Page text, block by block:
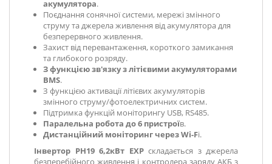
акумулятора.
Поєднання сонячної системи, мережі змінного
струму та джерела живлення від акумулятора для
безперервного живлення.
Захист від перевантаження, короткого замикання
та глибокого розряду.
З функцією зв'язку з літієвими акумуляторами
BMS.
З функцією активації літієвих акумуляторів
змінного струму/фотоелектричних систем.
Підтримка функцій моніторингу USB, RS485.
Паралельна робота до 6 пристроїв.
Дистанційний моніторинг через Wi-Fi.
Інвертор PH19 6,2кВт EXPскладається з джерела
безперебійного живлення і контролера заряду АКБ з